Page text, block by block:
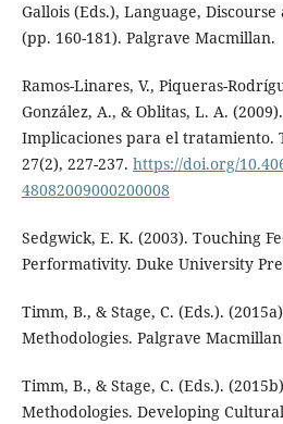
Gallois (Eds.), Language,
(pp. 160-181). Palgrave Macmillan.
Ramos-Linares, V., Piqueras-
González, A., & Oblitas, L. A.
Implicaciones para el tratamiento.
27(2), 227-237. https://doi.org/
48082009000200008
Sedgwick, E. K. (2003). Touching
Performativity. Duke University
Timm, B., & Stage, C. (Eds.).
Methodologies. Palgrave
Timm, B., & Stage, C. (Eds.).
Methodologies. Developing